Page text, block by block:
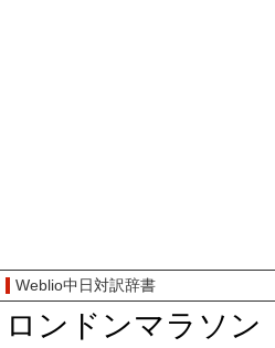
Weblio中日対訳辞書
ロンドンマラソン